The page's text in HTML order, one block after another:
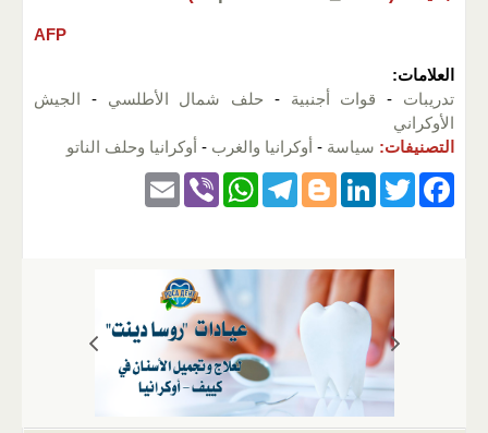
AFP
العلامات:
تدريبات - قوات أجنبية - حلف شمال الأطلسي - الجيش
الأوكراني
التصنيفات: سياسة - أوكرانيا والغرب - أوكرانيا وحلف الناتو
F
T
er
Li
e
Bl
er
T
gr
a
m
W
s
A
p
p
Vi